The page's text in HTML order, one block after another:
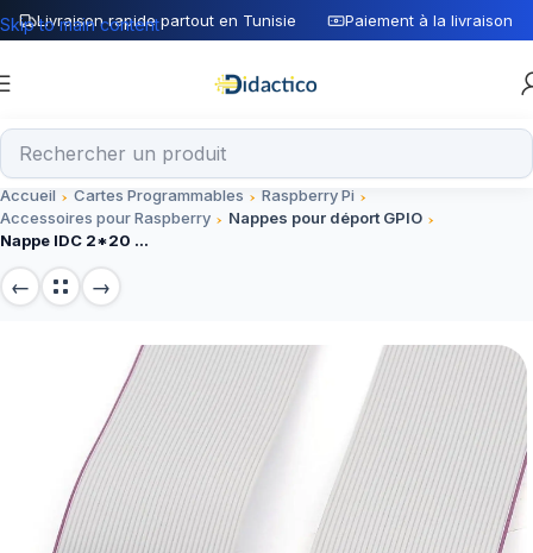
Livraison rapide partout en Tunisie Paiement à la livraison
Skip to main content
Accueil Cartes Programmables
Raspberry Pi
Accessoires pour Raspberry
Nappes pour déport GPIO
Nappe IDC 2*20 Pin 2.54mm 20cm F/F pour Raspberry Pi